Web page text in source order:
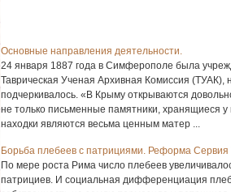
Основные направления деятельности.
24 января 1887 года в Симферополе была
Таврическая Ученая Архивная Комиссия (ТУАК),
подчеркивалось. «В Крыму открываются
не только письменные памятники, хранящиеся
находки являются весьма ценным матер ...
Борьба плебеев с патрициями. Реформа Сервия
По мере роста Рима число плебеев
патрициев. И социальная дифференциация